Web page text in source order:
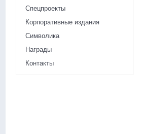
Спецпроекты
Корпоративные издания
Символика
Награды
Контакты